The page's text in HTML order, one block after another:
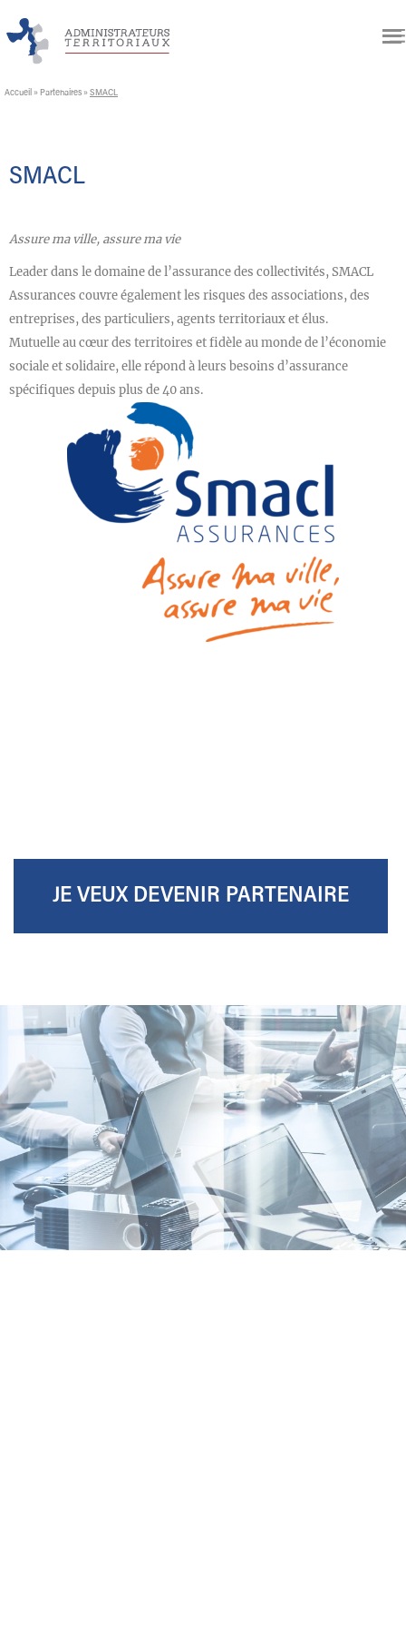
Accueil » Partenaires » SMACL
SMACL
Assure ma ville, assure ma vie
Leader dans le domaine de l’assurance des collectivités, SMACL
Assurances couvre également les risques des associations, des
entreprises, des particuliers, agents territoriaux et élus.
Mutuelle au cœur des territoires et fidèle au monde de l’économie
sociale et solidaire, elle répond à leurs besoins d’assurance
spécifiques depuis plus de 40 ans.
JE VEUX DEVENIR PARTENAIRE